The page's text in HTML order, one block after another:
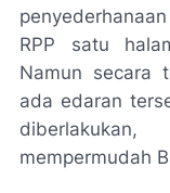
RPP satu
Namun secara
ada edaran
mempermudah